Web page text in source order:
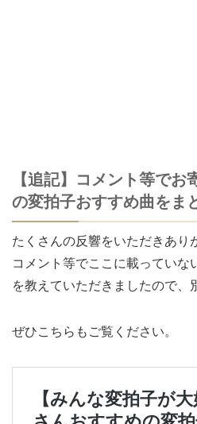
【追記】コメント等で
の変拍子おすすめ曲をま
たくさんの反響をいただきあり
コメント等でここに載っていな
を教えていただきましたので、
ぜひこちらもご覧ください。